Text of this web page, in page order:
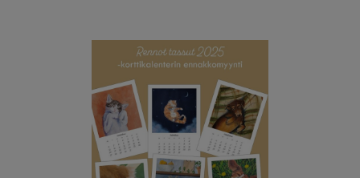
Huomaathan, että painotuotteen värit saattavat poiketa
kuvasta riippuen käytettävän laitteen näytöstä. Klikkaa
kuvaa nähdäksesi sen isompana. Taiteilija Sari Härkönen-
Rand Alkuperäinen työ on maalattu akvarelleilla Hintaan
lisätään postituskulut. Tilaus lähetetään 1-2 arkipäivän